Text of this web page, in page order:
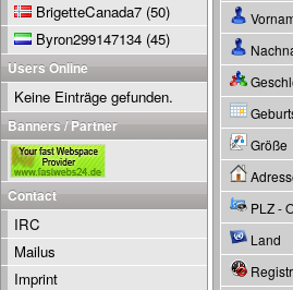
Größe
PLZ -
Land
BrigetteCanada7 (50)
Byron299147134 (45)
Users Online
Keine Einträge gefunden.
Banners / Partner
Contact
IRC
Mailus
Imprint